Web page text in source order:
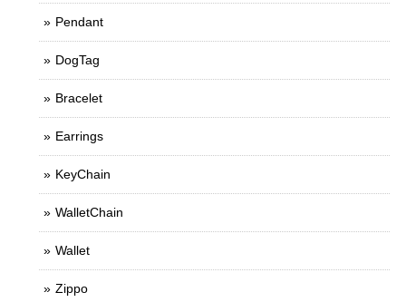
Pendant
DogTag
Bracelet
Earrings
KeyChain
WalletChain
Wallet
Zippo